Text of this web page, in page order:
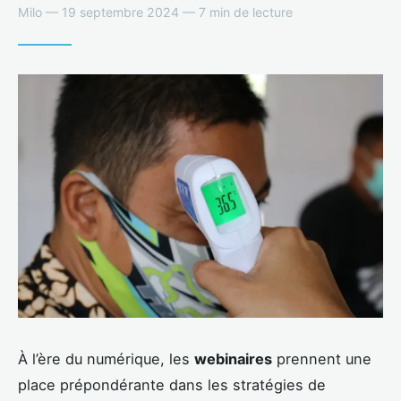
Milo — 19 septembre 2024 — 7 min de lecture
À l’ère du numérique, les webinaires prennent une
place prépondérante dans les stratégies de